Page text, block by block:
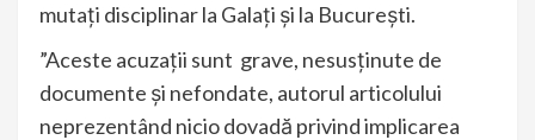
mutați disciplinar la Galați și la București.
”Aceste acuzații sunt grave, nesusținute de
documente și nefondate, autorul articolului
neprezentând nicio dovadă privind implicarea